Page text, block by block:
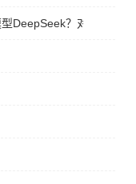
DeepSeek？对谁更有好